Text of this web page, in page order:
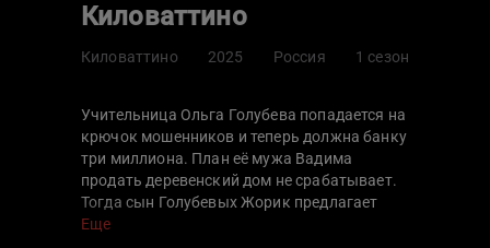
Киловаттино
Киловаттино 2025 Россия 1 сезон
Учительница Ольга Голубева попадается на
крючок мошенников и теперь должна банку
три миллиона. План её мужа Вадима
продать деревенский дом не срабатывает.
Тогда сын Голубевых Жорик предлагает
создать ферму, но выращивать не овощи, а
Еще